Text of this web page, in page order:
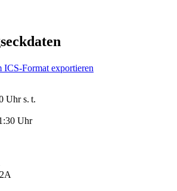
ICS-Format exportieren
Uhr s. t.
Uhr